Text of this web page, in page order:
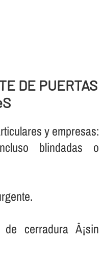
DE PUERTAS
y empresas:
blindadas o
cerradura Â¡sin